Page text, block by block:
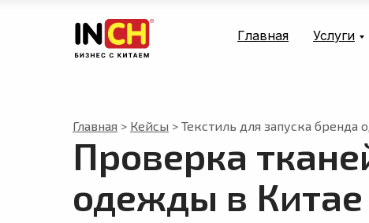
Главная Услуги
Главная > Кейсы > Текстиль для запуска бренда
Проверка
одежды в Китае